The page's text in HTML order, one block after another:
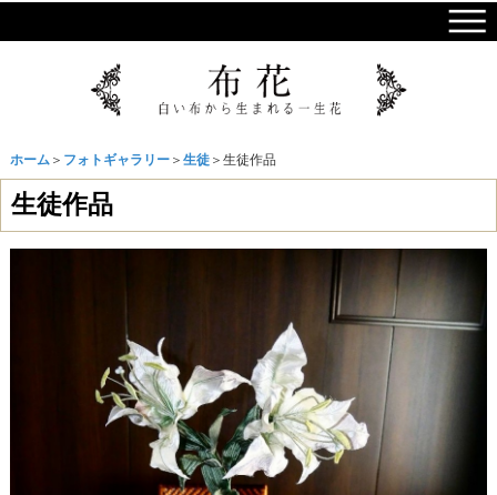
ホーム＞ フォトギャラリー＞ 生徒＞生徒作品
生徒作品